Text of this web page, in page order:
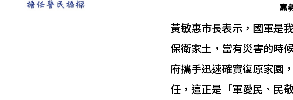
嘉
黃敏惠市長表示，國軍是
保衛家土，當有災害的時
府攜手迅速確實復原家園
任，這正是「軍愛民、民